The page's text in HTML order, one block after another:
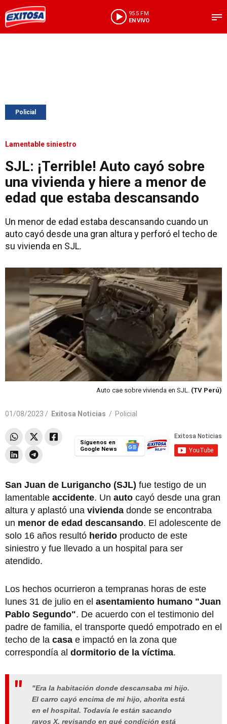
95.5 FM
EN VIVO
Policial
Lamentable siniestro
SJL: ¡Terrible! Auto cayó sobre
una vivienda y hiere a menor de
edad que estaba descansando
Un menor de edad estaba descansando cuando un
auto cayó desde una gran altura y perforó el techo de
su vivienda en SJL.
Auto cae sobre vivienda en SJL. (TV Perú)
01/08/2023 / Exitosa Noticias / Policial
Síguenos en
Google News
San Juan de Lurigancho (SJL) fue testigo de un
lamentable accidente. Un auto cayó desde una gran
altura y aplastó una vivienda donde se encontraba
un menor de edad descansando. El adolescente de
solo 16 años resultó herido producto de este
siniestro y fue llevado a un hospital para ser
atendido.
Los hechos ocurrieron a tempranas horas de este
lunes 31 de julio en el asentamiento humano "Juan
Pablo Segundo". De acuerdo con el testimonio del
padre de familia, el transporte quedó empotrado en el
techo de la casa e impactó en la zona que
correspondía al dormitorio de la víctima.
"Era la habitación donde descansaba mi hijo.
El carro cayó encima de mi hijo, ahorita está
en el hospital. Todavía le están sacando
rayos X, revisando en qué condición está